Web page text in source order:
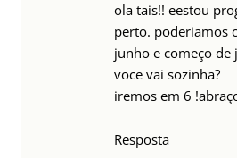
ola tais!! eestou
perto. poderiamos
junho e começo de
voce vai sozinha?
iremos em 6
Resposta